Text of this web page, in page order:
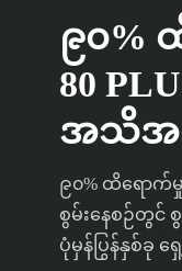
၉၀%
80
အသိအ
၉၀% ထိရောက်
စွမ်းနေစဉ်တွင်
ပုံမှန်ပြွန်နှစ်ခု